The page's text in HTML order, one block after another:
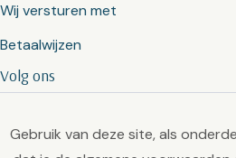
Wij versturen met
Betaalwijzen
Volg ons
Gebruik van deze site, als